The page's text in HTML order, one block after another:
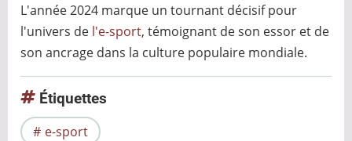
L'année 2024 marque un tournant décisif pour
l'univers de l'e-sport, témoignant de son essor et de
son ancrage dans la culture populaire mondiale.
Étiquettes
e-sport